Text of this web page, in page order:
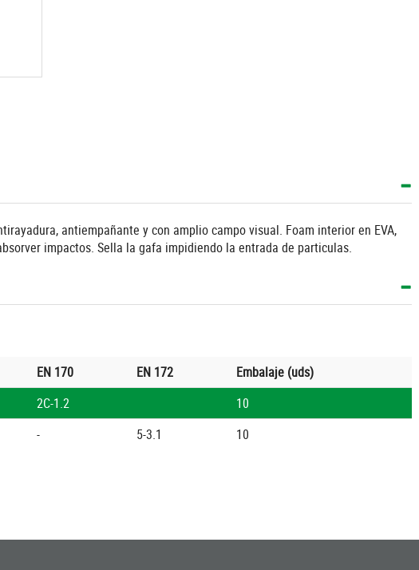
antiempañante y con amplio campo visual. Foam interior en EVA,
impactos. Sella la gafa impidiendo la entrada de particulas.
EN 170 EN 172
Embalaje (uds)
2C-1.2
10
- 5-3.1 10